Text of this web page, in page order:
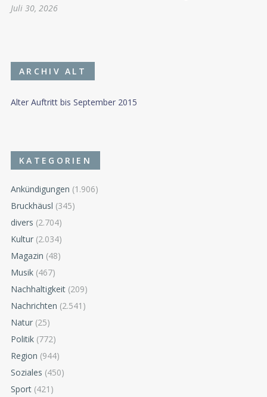
Juli 30, 2026
ARCHIV ALT
Alter Auftritt bis September 2015
KATEGORIEN
Ankündigungen (1.906)
Bruckhäusl (345)
divers (2.704)
Kultur (2.034)
Magazin (48)
Musik (467)
Nachhaltigkeit (209)
Nachrichten (2.541)
Natur (25)
Politik (772)
Region (944)
Soziales (450)
Sport (421)